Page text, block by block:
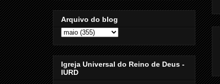
Arquivo do blog
Igreja Universal do Reino de Deus -
IURD